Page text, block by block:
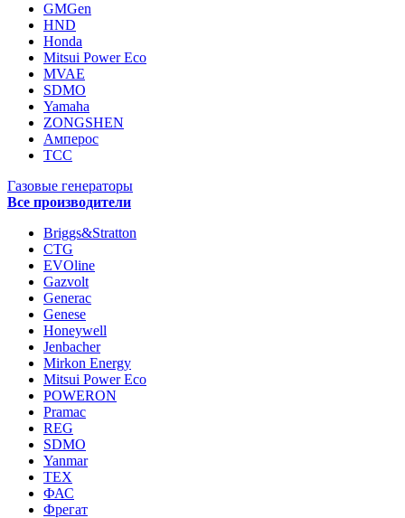
GMGen
HND
Honda
Mitsui Power Eco
MVAE
SDMO
Yamaha
ZONGSHEN
Амперос
ТСС
Газовые генераторы
Все производители
Briggs&Stratton
CTG
EVOline
Gazvolt
Generac
Genese
Honeywell
Jenbacher
Mirkon Energy
Mitsui Power Eco
POWERON
Pramac
REG
SDMO
Yanmar
ТЕХ
ФАС
Фрегат